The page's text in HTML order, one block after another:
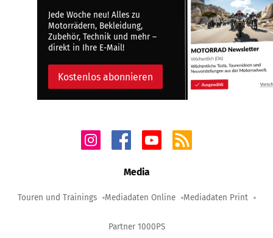
Jede Woche neu! Alles zu
Motorrädern, Bekleidung,
Zubehör, Technik und mehr –
direkt in Ihre E-Mail!
Kostenlos abonnieren
Media
Touren und Trainings Mediadaten Online Mediadaten Print
Partner 1000PS